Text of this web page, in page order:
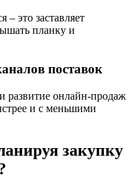
– это заставляет
планку и
поставок
развитие онлайн-продаж
и с меньшими
закупку